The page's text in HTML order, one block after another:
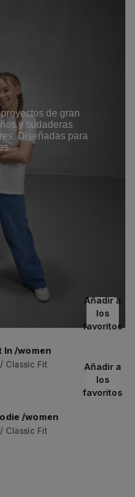
de gran
y sudaderas
Diseñadas para
Añadir a
los
favoritos
In /women
Classic Fit
Añadir a
los
favoritos
/women
Classic Fit